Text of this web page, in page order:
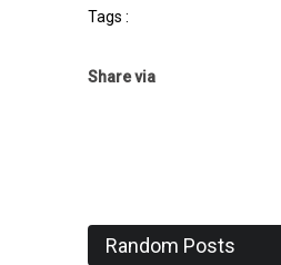
Tags :
Share via
Random Posts